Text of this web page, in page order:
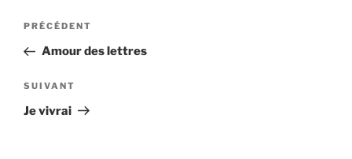
Navigation
l’article
Article
précédent
PRÉCÉDENT
Amour des lettres
Article
suivant
SUIVANT
Je vivrai